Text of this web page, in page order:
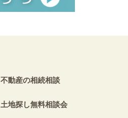
不動産の相続相談
土地探し無料相談会